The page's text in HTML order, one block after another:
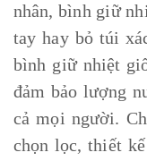
nhân, bình giữ
tay hay bỏ túi
bình giữ nhiệt
đảm bảo lượng
cả mọi người.
chọn lọc, thiết